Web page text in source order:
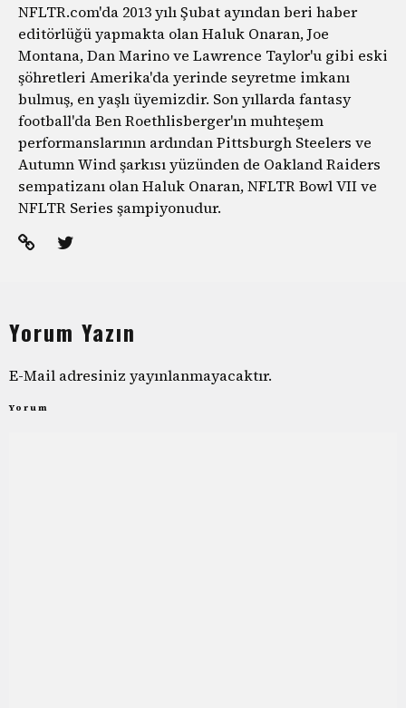
NFLTR.com'da 2013 yılı Şubat ayından beri haber
editörlüğü yapmakta olan Haluk Onaran, Joe
Montana, Dan Marino ve Lawrence Taylor'u gibi eski
şöhretleri Amerika'da yerinde seyretme imkanı
bulmuş, en yaşlı üyemizdir. Son yıllarda fantasy
football'da Ben Roethlisberger'ın muhteşem
performanslarının ardından Pittsburgh Steelers ve
Autumn Wind şarkısı yüzünden de Oakland Raiders
sempatizanı olan Haluk Onaran, NFLTR Bowl VII ve
NFLTR Series şampiyonudur.
Yorum Yazın
E-Mail adresiniz yayınlanmayacaktır.
Yorum